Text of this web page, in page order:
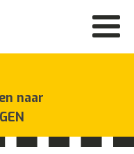
naar